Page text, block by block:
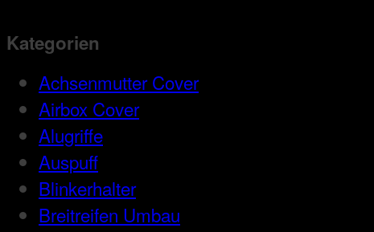
Kategorien
Achsenmutter Cover
Airbox Cover
Alugriffe
Auspuff
Blinkerhalter
Breitreifen Umbau